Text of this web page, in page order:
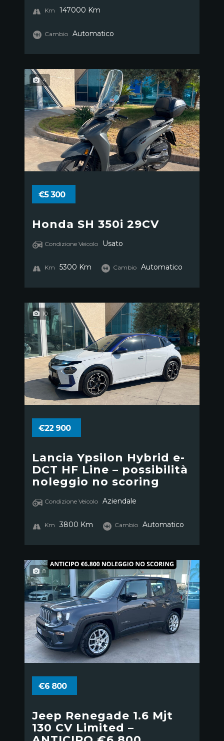
Km 147000 Km
Cambio Automatico
4
€5 300
Honda SH 350i 29CV
Condizione Veicolo Usato
Km 5300 Km Cambio Automatico
10
€22 900
Lancia Ypsilon Hybrid e-
DCT HF Line – possibilità
noleggio no scoring
Condizione Veicolo Aziendale
Km 3800 Km Cambio Automatico
8
€6 800
Jeep Renegade 1.6 Mjt
130 CV Limited –